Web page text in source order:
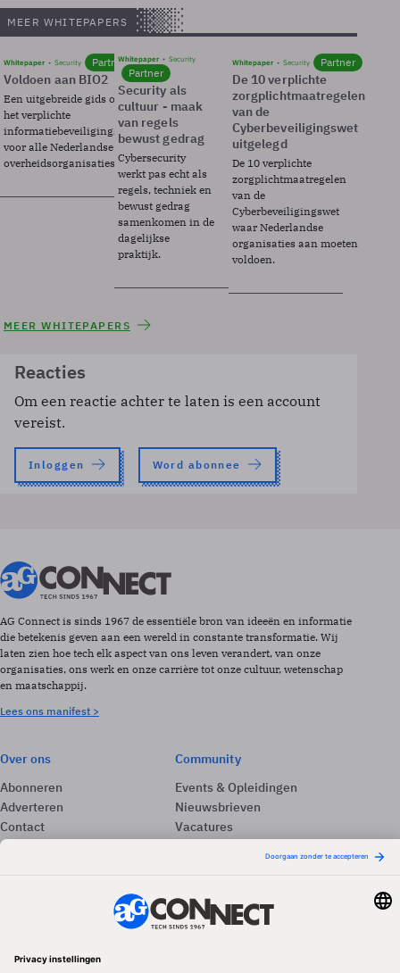
MEER WHITEPAPERS
Whitepaper Security Partner
Voldoen aan BIO2
Een uitgebreide gids over BIO2,
het verplichte
informatiebeveiligingsframework
voor alle Nederlandse
overheidsorganisaties.
Whitepaper Security
Partner
Security als
cultuur - maak
van regels
bewust gedrag
Cybersecurity
werkt pas echt als
regels, techniek en
bewust gedrag
samenkomen in de
dagelijkse
praktijk.
Whitepaper Security Partner
De 10 verplichte
zorgplichtmaatregelen
van de
Cyberbeveiligingswet
uitgelegd
De 10 verplichte
zorgplichtmaatregelen
van de
Cyberbeveiligingswet
waar Nederlandse
organisaties aan moeten
voldoen.
MEER WHITEPAPERS
Reacties
Om een reactie achter te laten is een account
vereist.
Inloggen Word abonnee
AG Connect is sinds 1967 de essentiële bron van ideeën en informatie
die betekenis geven aan een wereld in constante transformatie. Wij
laten zien hoe tech elk aspect van ons leven verandert, van onze
organisaties, ons werk en onze carrière tot onze cultuur, wetenschap
en maatschappij.
Lees ons manifest >
Over ons
Abonneren
Adverteren
Contact
Colofon
Community
Events & Opleidingen
Nieuwsbrieven
Vacatures